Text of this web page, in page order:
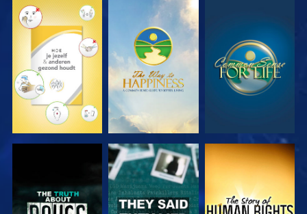
KIJK KIJK KIJK
KIJK KIJK